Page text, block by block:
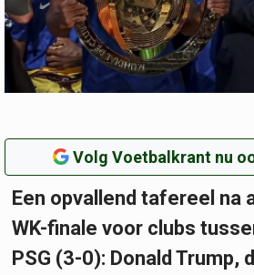
Volg Voetbalkrant nu
Een opvallend tafereel na
WK-finale voor clubs
PSG (3-0): Donald Trump,